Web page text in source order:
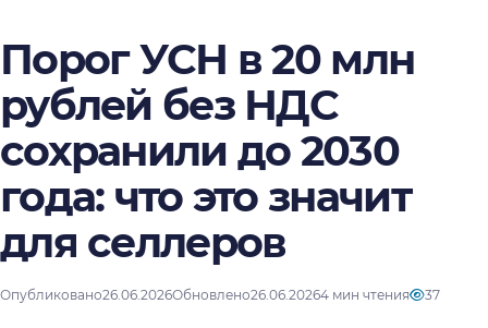
Порог УСН в 20 млн
рублей без НДС
сохранили до 2030
года: что это значит
для селлеров
Опубликовано26.06.2026Обновлено26.06.20264 мин чтения 37